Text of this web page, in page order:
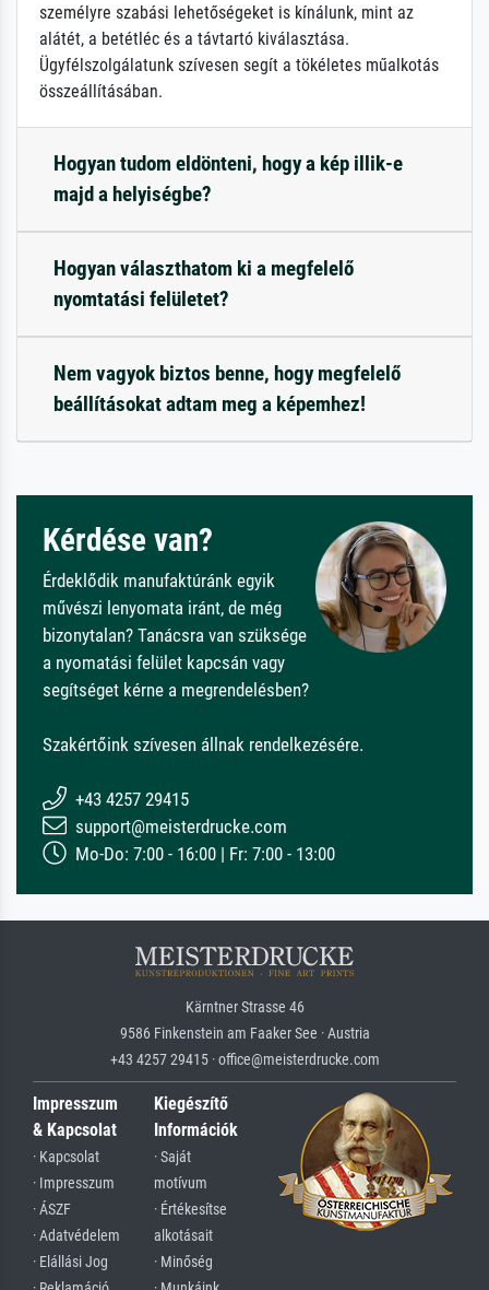
személyre szabási lehetőségeket is kínálunk, mint az
alátét, a betétléc és a távtartó kiválasztása.
Ügyfélszolgálatunk szívesen segít a tökéletes műalkotás
összeállításában.
Hogyan tudom eldönteni, hogy a kép illik-e
majd a helyiségbe?
Hogyan választhatom ki a megfelelő
nyomtatási felületet?
Nem vagyok biztos benne, hogy megfelelő
beállításokat adtam meg a képemhez!
Kérdése van?
Érdeklődik manufaktúránk egyik
művészi lenyomata iránt, de még
bizonytalan? Tanácsra van szüksége
a nyomatási felület kapcsán vagy
segítséget kérne a megrendelésben?
Szakértőink szívesen állnak rendelkezésére.
+43 4257 29415
support@meisterdrucke.com
Mo-Do: 7:00 - 16:00 | Fr: 7:00 - 13:00
Kärntner Strasse 46
9586 Finkenstein am Faaker See · Austria
+43 4257 29415 · office@meisterdrucke.com
Impresszum
& Kapcsolat
· Kapcsolat
· Impresszum
· ÁSZF
· Adatvédelem
· Elállási Jog
Kiegészítő
Információk
· Saját
motívum
· Értékesítse
alkotásait
· Minőség